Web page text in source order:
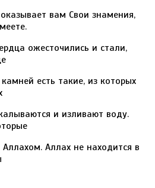
вам Свои знамения,
ожесточились и стали,
есть такие, из которых
и изливают воду.
Аллах не находится в